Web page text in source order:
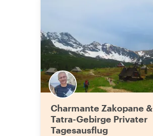
Charmante Zakopane &
Tatra-Gebirge Privater
Tagesausflug